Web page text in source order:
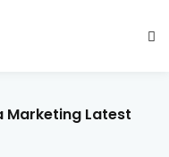
Marketing Latest
Sign up